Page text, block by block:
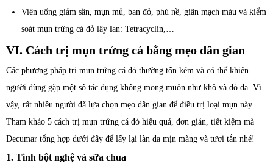
Viên uống giảm sần, mụn mủ, ban đỏ, phù nề, giãn mạch máu và kiểm
soát mụn trứng cá đỏ lây lan: Tetracyclin,…
VI. Cách trị mụn trứng cá bằng mẹo dân gian
Các phương pháp trị mụn trứng cá đỏ thường tốn kém và có thể khiến
người dùng gặp một số tác dụng không mong muốn như khô và đỏ da. Vì
vậy, rất nhiều người đã lựa chọn mẹo dân gian để điều trị loại mụn này.
Tham khảo 5 cách trị mụn trứng cá đỏ hiệu quả, đơn giản, tiết kiệm mà
Decumar tổng hợp dưới đây để lấy lại làn da mịn màng và tươi tắn nhé!
1. Tinh bột nghệ và sữa chua